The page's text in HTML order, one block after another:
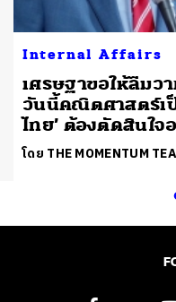
Internal Affairs
เศรษฐาขอให้ลืมวา
วันนี้คณิตศาสตร์เ
ไทย’ ต้องตัดสินใจ
โดย THE MOMENTUM